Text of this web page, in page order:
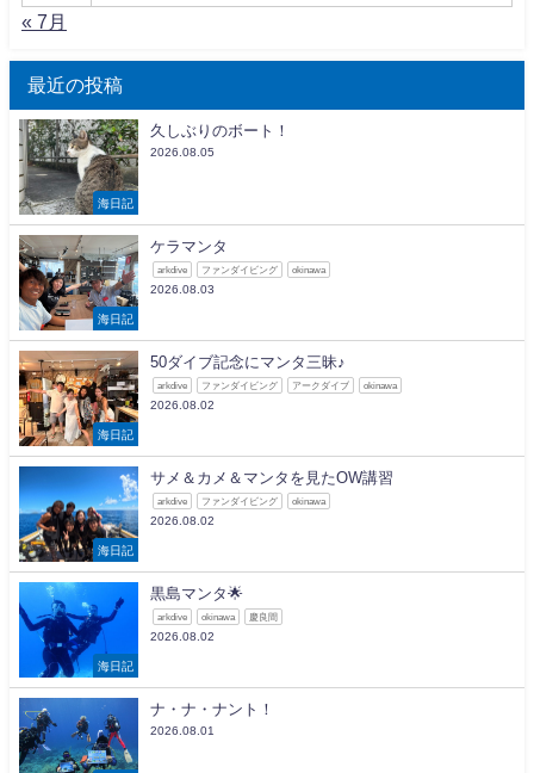
« 7月
最近の投稿
海日記
久しぶりのボート！
2026.08.05
海日記
ケラマンタ
arkdive ファンダイビング okinawa
2026.08.03
海日記
50ダイブ記念にマンタ三昧♪
arkdive ファンダイビング アークダイブ okinawa
2026.08.02
海日記
サメ＆カメ＆マンタを見たOW講習
arkdive ファンダイビング okinawa
2026.08.02
海日記
黒島マンタ🌟
arkdive okinawa 慶良間
2026.08.02
ナ・ナ・ナント！
2026.08.01